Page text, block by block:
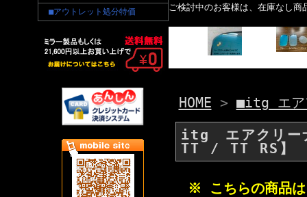
■アウトレット処分特価
ご検討中のお客様は、在庫なし
HOME > ■itg エア
itg エアクリー
TT / TT RS】
※ こちらの商品は